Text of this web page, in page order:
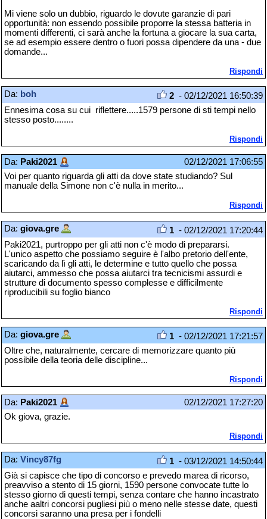
Mi viene solo un dubbio, riguardo le dovute garanzie di pari
opportunità: non essendo possibile proporre la stessa batteria in
momenti differenti, ci sarà anche la fortuna a giocare la sua carta,
se ad esempio essere dentro o fuori possa dipendere da una - due
domande...
Rispondi
Da: boh 2 - 02/12/2021 16:50:39
Ennesima cosa su cui riflettere.....1579 persone di sti tempi nello
stesso posto........
Rispondi
Da: Paki2021
02/12/2021 17:06:55
Voi per quanto riguarda gli atti da dove state studiando? Sul
manuale della Simone non c'è nulla in merito...
Rispondi
Da: giova.gre 1 - 02/12/2021 17:20:44
Paki2021, purtroppo per gli atti non c'è modo di prepararsi.
L'unico aspetto che possiamo seguire è l'albo pretorio dell'ente,
scaricando da lì gli atti, le determine e tutto quello che possa
aiutarci, ammesso che possa aiutarci tra tecnicismi assurdi e
strutture di documento spesso complesse e difficilmente
riproducibili su foglio bianco
Rispondi
Da: giova.gre 1 - 02/12/2021 17:21:57
Oltre che, naturalmente, cercare di memorizzare quanto più
possibile della teoria delle discipline...
Rispondi
Da: Paki2021
02/12/2021 17:27:20
Ok giova, grazie.
Rispondi
Da: Vincy87fg 1 - 03/12/2021 14:50:44
Già si capisce che tipo di concorso e prevedo marea di ricorso,
preavviso a stento di 15 giorni, 1590 persone convocate tutte lo
stesso giorno di questi tempi, senza contare che hanno incastrato
anche aaltri concorsi pugliesi più o meno nelle stesse date, questi
concorsi saranno una presa per i fondelli